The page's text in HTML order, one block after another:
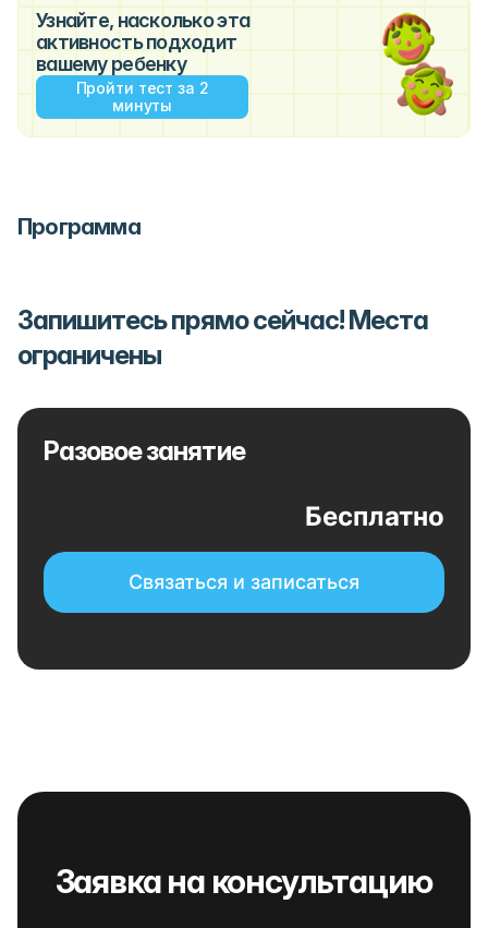
Узнайте, насколько эта
активность подходит
вашему ребенку
Пройти тест за 2
минуты
Программа
Запишитесь прямо сейчас! Места
ограничены
Разовое занятие
Бесплатно
Связаться и записаться
Заявка на консультацию